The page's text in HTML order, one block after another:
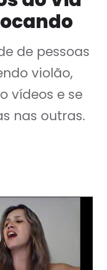
de pessoas
violão,
vídeos e se
nas outras.